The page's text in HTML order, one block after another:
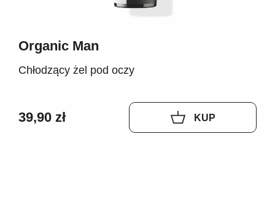
Organic Man
Chłodzący żel pod oczy
39,90 zł KUP